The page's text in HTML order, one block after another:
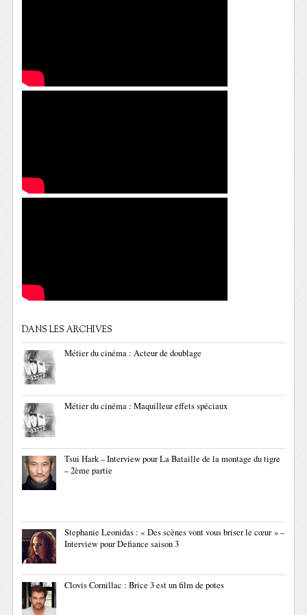
DANS LES ARCHIVES
Métier du cinéma : Acteur de doublage
Métier du cinéma : Maquilleur effets spéciaux
Tsui Hark – Interview pour La Bataille de la montage du tigre
– 2ème partie
Stephanie Leonidas : « Des scènes vont vous briser le cœur » –
Interview pour Defiance saison 3
Clovis Cornillac : Brice 3 est un film de potes